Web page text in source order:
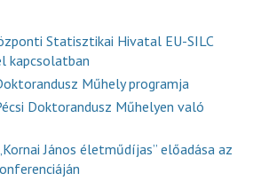
Statisztikai Hivatal EU-SILC
kapcsolatban
Műhely programja
Doktorandusz Műhelyen való
János életműdíjas” előadása az